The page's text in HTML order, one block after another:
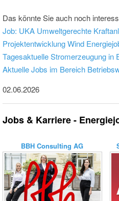
Das könnte Sie auch noch
Job: UKA Umweltgerechte
Projektentwicklung Wind
Tagesaktuelle Stromerzeugung in
Aktuelle Jobs im Bereich
02.06.2026
Jobs & Karriere -
BBH Consulting AG